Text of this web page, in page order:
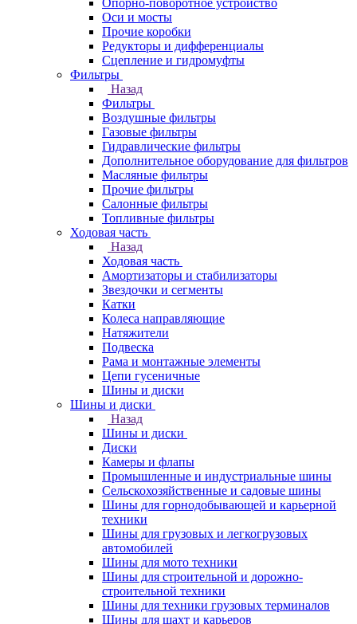
Опорно-поворотное устройство
Оси и мосты
Прочие коробки
Редукторы и дифференциалы
Сцепление и гидромуфты
Фильтры
Назад
Фильтры
Воздушные фильтры
Газовые фильтры
Гидравлические фильтры
Дополнительное оборудование для фильтров
Масляные фильтры
Прочие фильтры
Салонные фильтры
Топливные фильтры
Ходовая часть
Назад
Ходовая часть
Амортизаторы и стабилизаторы
Звездочки и сегменты
Катки
Колеса направляющие
Натяжители
Подвеска
Рама и монтажные элементы
Цепи гусеничные
Шины и диски
Шины и диски
Назад
Шины и диски
Диски
Камеры и флапы
Промышленные и индустриальные шины
Сельскохозяйственные и садовые шины
Шины для горнодобывающей и карьерной
техники
Шины для грузовых и легкогрузовых
автомобилей
Шины для мото техники
Шины для строительной и дорожно-
строительной техники
Шины для техники грузовых терминалов
Шины для шахт и карьеров